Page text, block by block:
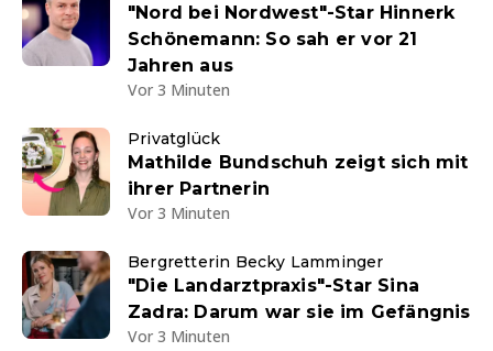
"Nord bei Nordwest"-Star Hinnerk
Schönemann: So sah er vor 21
Jahren aus
Vor 3 Minuten
Privatglück
Mathilde Bundschuh zeigt sich mit
ihrer Partnerin
Vor 3 Minuten
Bergretterin Becky Lamminger
"Die Landarztpraxis"-Star Sina
Zadra: Darum war sie im Gefängnis
Vor 3 Minuten